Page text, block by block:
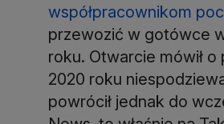
współpracownikom
przewozić w gotówce
roku. Otwarcie mówił
2020 roku
powrócił jednak do